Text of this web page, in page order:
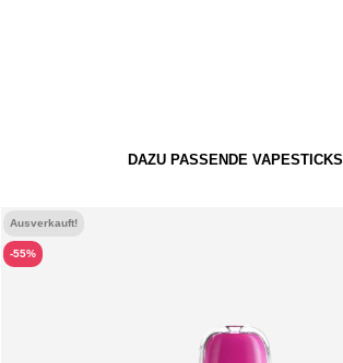
DAZU PASSENDE VAPESTICKS
Ausverkauft!
-55%